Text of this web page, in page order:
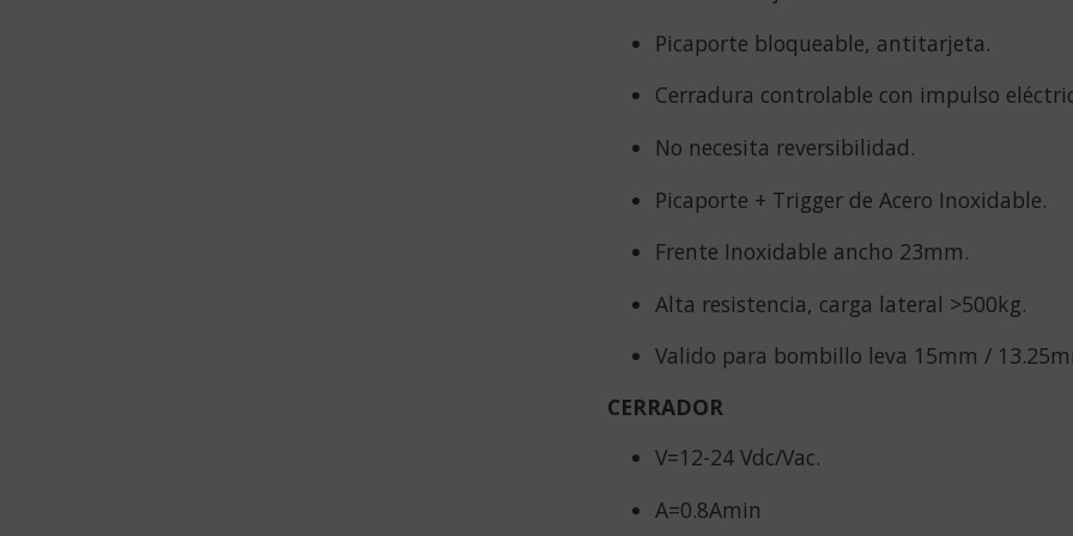
Picaporte bloqueable, antitarjeta.
Cerradura controlable con impulso
No necesita reversibilidad.
Picaporte + Trigger de Acero Inoxidable.
Frente Inoxidable ancho 23mm.
Alta resistencia, carga lateral >500kg.
Valido para bombillo leva 15mm /
CERRADOR
V=12-24 Vdc/Vac.
A=0.8Amin